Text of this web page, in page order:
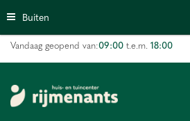
n
Buiten
Vandaag geopend van:09:00 t.e.m. 18:00